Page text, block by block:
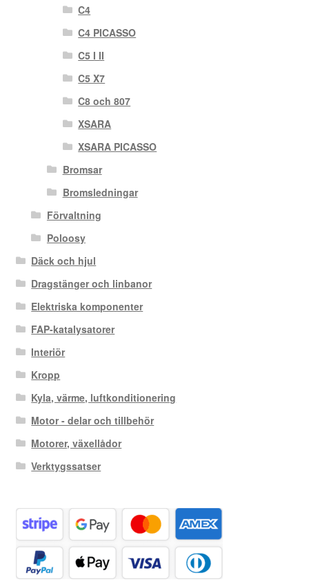
C4
C4 PICASSO
C5 I II
C5 X7
C8 och 807
XSARA
XSARA PICASSO
Bromsar
Bromsledningar
Förvaltning
Poloosy
Däck och hjul
Dragstänger och linbanor
Elektriska komponenter
FAP-katalysatorer
Interiör
Kropp
Kyla, värme, luftkonditionering
Motor - delar och tillbehör
Motorer, växellådor
Verktygssatser